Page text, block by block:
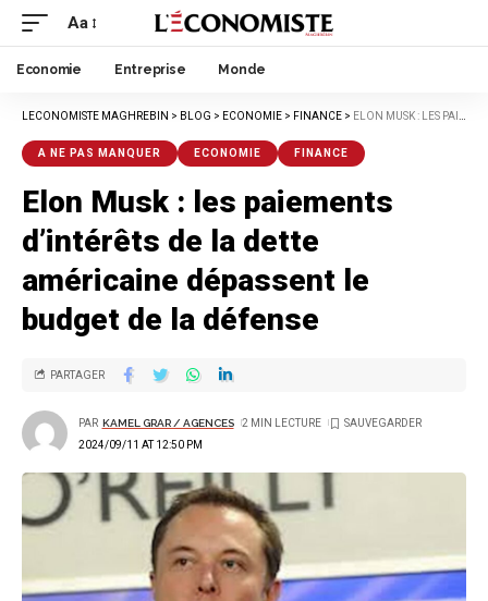
Aa
Economie Entreprise Monde
LECONOMISTE MAGHREBIN > BLOG > ECONOMIE > FINANCE > ELON MUSK : LES PAIEMENTS D’INTÉRÊTS DE LA DETTE AMÉRICAINE DÉPASSENT LE BUDGET DE LA DÉFENSE
A NE PAS MANQUER ECONOMIE FINANCE
Elon Musk : les paiements
d’intérêts de la dette
américaine dépassent le
budget de la défense
2024/09/11 AT 12:50 PM
PAR KAMEL GRAR / AGENCES 2 MIN LECTURE
PARTAGER